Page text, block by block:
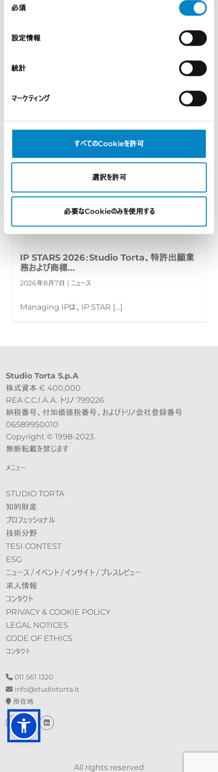
必須
設定情報
統計
マーケティング
すべてのCookieを許可
選択を許可
必要なCookieのみを使用する
統一特許裁判所（UPC）における技術的均等論
一...
IP STARS 2026：Studio Torta、特許出願業
務および商標...
2026年8月7日 | ニュース
Managing IPは、IP STAR […]
Studio Torta S.p.A
株式資本 € 400,000
REA C.C.I.A.A. トリノ 799226
納税番号、付加価値税番号、およびトリノ会社登録番号
06589950010
Copyright © 1998-2023.
無断転載を禁じます
メニュー
STUDIO TORTA
知的財産
プロフェッショナル
技術分野
TESI CONTEST
ESG
ニュース / イベント / インサイト / プレスレビュー
求人情報
コンタクト
PRIVACY & COOKIE POLICY
LEGAL NOTICES
CODE OF ETHICS
コンタクト
011 561 1320
info@st​​udiotorta.it
所在地
All rights reserved